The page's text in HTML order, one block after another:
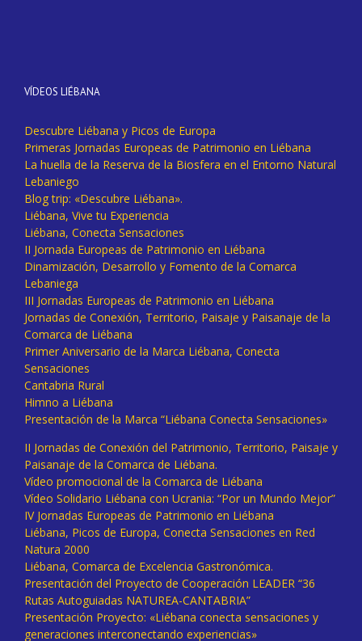
VÍDEOS LIÉBANA
Descubre Liébana y Picos de Europa
Primeras Jornadas Europeas de Patrimonio en Liébana
La huella de la Reserva de la Biosfera en el Entorno Natural
Lebaniego
Blog trip: «Descubre Liébana».
Liébana, Vive tu Experiencia
Liébana, Conecta Sensaciones
II Jornada Europeas de Patrimonio en Liébana
Dinamización, Desarrollo y Fomento de la Comarca
Lebaniega
III Jornadas Europeas de Patrimonio en Liébana
Jornadas de Conexión, Territorio, Paisaje y Paisanaje de la
Comarca de Liébana
Primer Aniversario de la Marca Liébana, Conecta
Sensaciones
Cantabria Rural
Himno a Liébana
Presentación de la Marca “Liébana Conecta Sensaciones»
II Jornadas de Conexión del Patrimonio, Territorio, Paisaje y
Paisanaje de la Comarca de Liébana.
Vídeo promocional de la Comarca de Liébana
Vídeo Solidario Liébana con Ucrania: “Por un Mundo Mejor”
IV Jornadas Europeas de Patrimonio en Liébana
Liébana, Picos de Europa, Conecta Sensaciones en Red
Natura 2000
Liébana, Comarca de Excelencia Gastronómica.
Presentación del Proyecto de Cooperación LEADER “36
Rutas Autoguiadas NATUREA-CANTABRIA”
Presentación Proyecto: «Liébana conecta sensaciones y
generaciones interconectando experiencias»